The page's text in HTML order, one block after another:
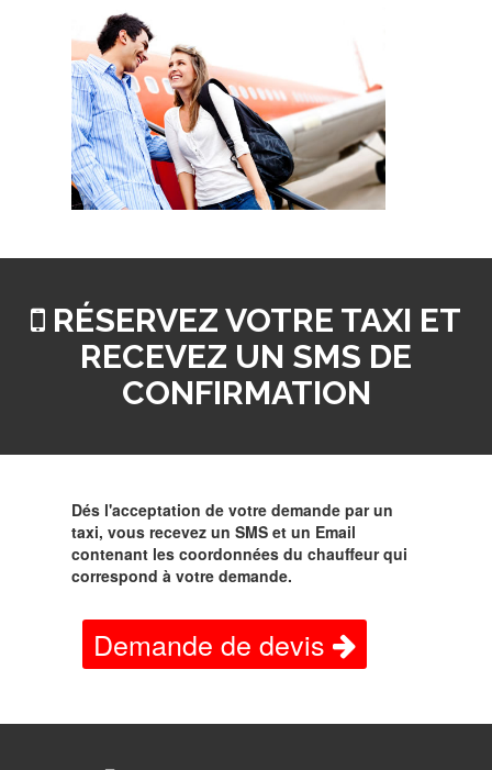
RÉSERVEZ VOTRE TAXI ET
RECEVEZ UN SMS DE
CONFIRMATION
Dés l'acceptation de votre demande par un
taxi, vous recevez un SMS et un Email
contenant les coordonnées du chauffeur qui
correspond à votre demande.
Demande de devis